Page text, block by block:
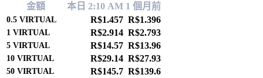
金額 本日 2:10 AM 1 個月前
0.5 VIRTUAL R$1.457 R$1.396
1 VIRTUAL R$2.914 R$2.793
5 VIRTUAL R$14.57 R$13.96
10 VIRTUAL R$29.14 R$27.93
50 VIRTUAL R$145.7 R$139.6